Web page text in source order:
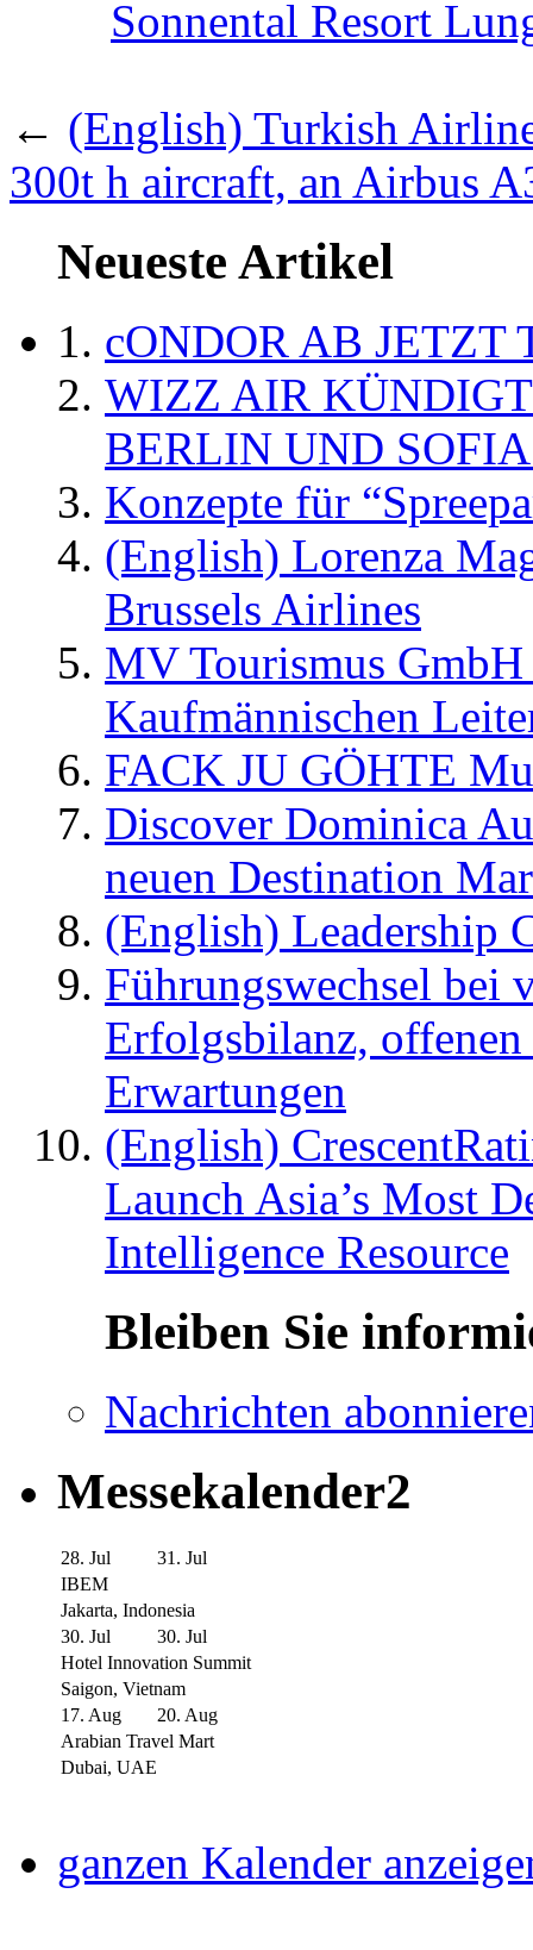
Sonnental Resort
← (English) Turkish
300t h aircraft, an Airbus
Neueste Artikel
cONDOR AB
WIZZ AIR
BERLIN UND
Konzepte für
(English) Lorenza
Brussels Airlines
MV Tourismus
Kaufmännischen
FACK JU GÖHTE
Discover Dominica
neuen Destination
(English) Leadership
Führungswechsel bei
Erfolgsbilanz,
Erwartungen
(English)
Launch Asia’s Most
Intelligence Resource
Bleiben Sie
Nachrichten
Messekalender2
28. Jul
31. Jul
IBEM
Jakarta, Indonesia
30. Jul
30. Jul
Hotel Innovation Summit
Saigon, Vietnam
17. Aug
20. Aug
Arabian Travel Mart
Dubai, UAE
ganzen Kalender